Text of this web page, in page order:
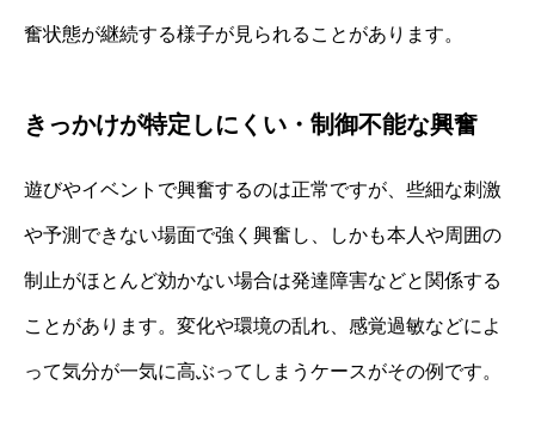
奮状態が継続する様子が見られることがあります。
きっかけが特定しにくい・制御不能な興奮
遊びやイベントで興奮するのは正常ですが、些細な刺激
や予測できない場面で強く興奮し、しかも本人や周囲の
制止がほとんど効かない場合は発達障害などと関係する
ことがあります。変化や環境の乱れ、感覚過敏などによ
って気分が一気に高ぶってしまうケースがその例です。